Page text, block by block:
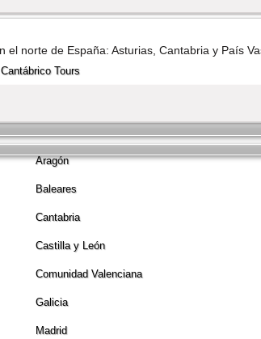
norte de España: Asturias, Cantabria y Paí­s
Aragón
Baleares
Cantabria
Castilla y León
Comunidad Valenciana
Galicia
Madrid